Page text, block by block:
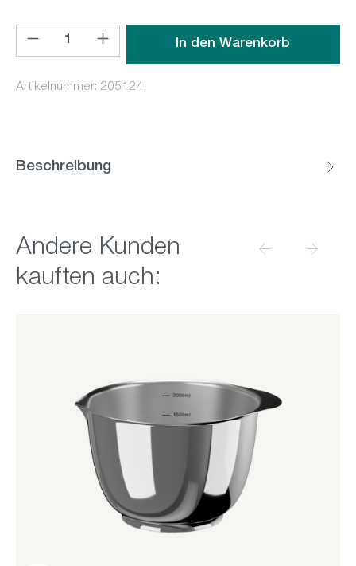
Produkt Anzahl: Gib den gewünschten Wert ein oder
In den Warenkorb
Artikelnummer: 205124
Beschreibung
Produktgalerie überspringen
Andere Kunden
kauften auch: